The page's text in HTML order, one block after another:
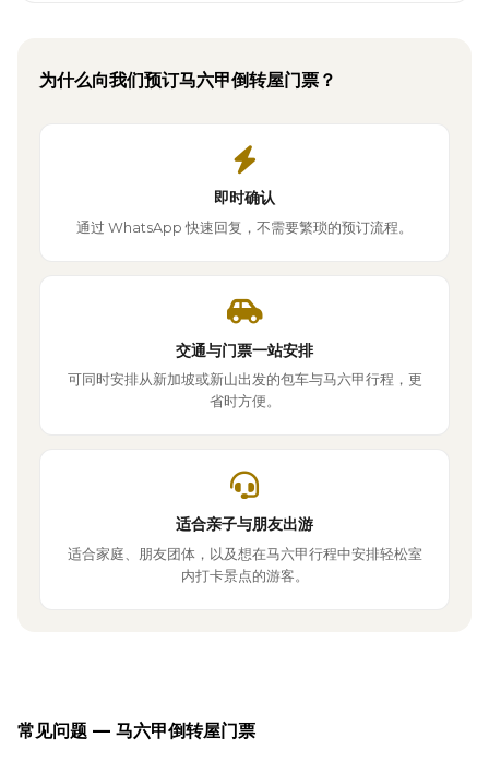
为什么向我们预订马六甲倒转屋门票？
即时确认
通过 WhatsApp 快速回复，不需要繁琐的预订流程。
交通与门票一站安排
可同时安排从新加坡或新山出发的包车与马六甲行程，更
省时方便。
适合亲子与朋友出游
适合家庭、朋友团体，以及想在马六甲行程中安排轻松室
内打卡景点的游客。
常见问题 — 马六甲倒转屋门票